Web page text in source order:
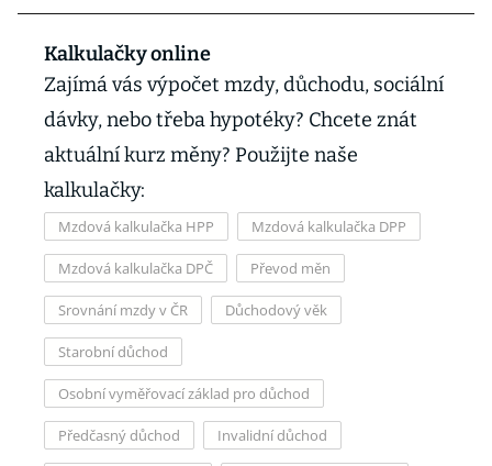
Kalkulačky online
Zajímá vás výpočet mzdy, důchodu, sociální
dávky, nebo třeba hypotéky? Chcete znát
aktuální kurz měny? Použijte naše
kalkulačky:
Mzdová kalkulačka HPP Mzdová kalkulačka DPP
Mzdová kalkulačka DPČ Převod měn
Srovnání mzdy v ČR Důchodový věk
Starobní důchod
Osobní vyměřovací základ pro důchod
Předčasný důchod Invalidní důchod